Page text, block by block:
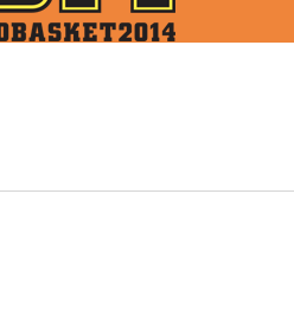
A2,URANIA MILANO,VUELLE PESARO